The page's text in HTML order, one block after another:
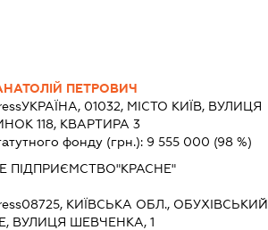
ПЕТРОВИЧ
УКРАЇНА, 01032, МІСТО КИЇВ, ВУЛИЦЯ
118, КВАРТИРА 3
фонду (грн.): 9 555 000 (98 %)
ПІДПРИЄМСТВО"КРАСНЕ"
08725, КИЇВСЬКА ОБЛ., ОБУХІВСЬКИЙ
ВУЛИЦЯ ШЕВЧЕНКА, 1